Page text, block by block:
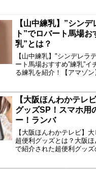
【山中練乳】”シンデ
ト”でロバート馬場お
乳”とは？
【山中練乳】"シンデレラ
ート馬場おすすめ”練乳”イ
る練乳を紹介！【アマゾ
バート馬場がもってきた”
ルクキャラメル。
【大阪ほんわかテレ
グッズSP！スマホ用
ー！ランバ
【大阪ほんわかテレビ】
超便利グッズとは？大阪
で紹介された超便利グッ